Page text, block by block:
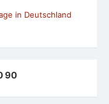
in Deutschland
90